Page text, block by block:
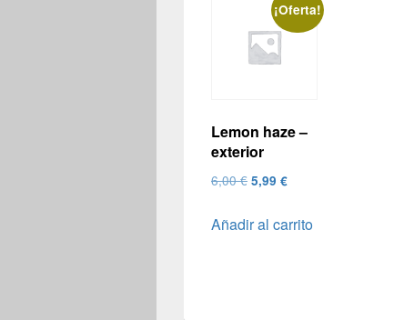
¡Oferta!
Lemon haze –
exterior
6,00€ El
original
5,99 €El
actual
Añadir al carrito